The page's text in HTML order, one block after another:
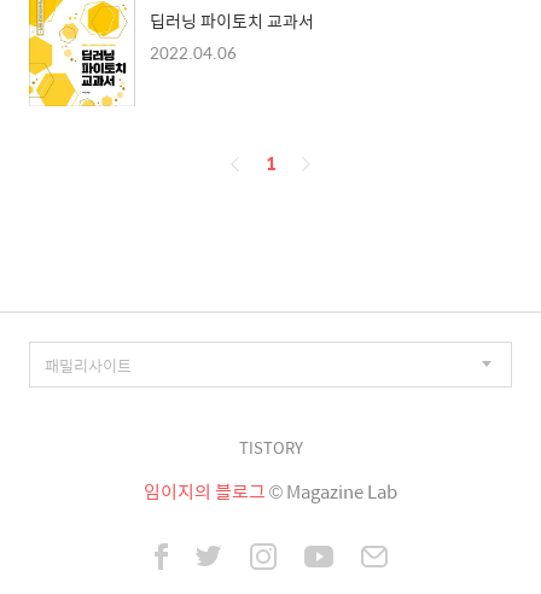
딥러닝 파이토치 교과서
2022.04.06
페
1
TISTORY
임이지의 블로그© Magazine Lab